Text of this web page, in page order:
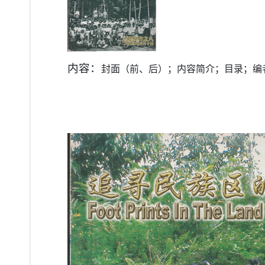
内容： 封面（前、后）；内容简介；目录；编